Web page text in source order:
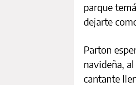
parque
dejarte
Parton
navideña,
cantante